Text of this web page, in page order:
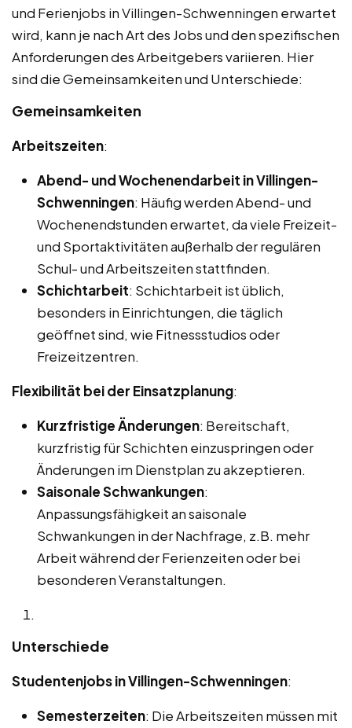
und Ferienjobs in Villingen-Schwenningen erwartet
wird, kann je nach Art des Jobs und den spezifischen
Anforderungen des Arbeitgebers variieren. Hier
sind die Gemeinsamkeiten und Unterschiede:
Gemeinsamkeiten
Arbeitszeiten:
Abend- und Wochenendarbeit in Villingen-
Schwenningen: Häufig werden Abend- und
Wochenendstunden erwartet, da viele Freizeit-
und Sportaktivitäten außerhalb der regulären
Schul- und Arbeitszeiten stattfinden.
Schichtarbeit: Schichtarbeit ist üblich,
besonders in Einrichtungen, die täglich
geöffnet sind, wie Fitnessstudios oder
Freizeitzentren.
Flexibilität bei der Einsatzplanung:
Kurzfristige Änderungen: Bereitschaft,
kurzfristig für Schichten einzuspringen oder
Änderungen im Dienstplan zu akzeptieren.
Saisonale Schwankungen:
Anpassungsfähigkeit an saisonale
Schwankungen in der Nachfrage, z.B. mehr
Arbeit während der Ferienzeiten oder bei
besonderen Veranstaltungen.
Unterschiede
Studentenjobs in Villingen-Schwenningen:
Semesterzeiten: Die Arbeitszeiten müssen mit